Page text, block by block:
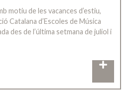
motiu de les vacances d’estiu,
Catalana d’Escoles de Música
des de l’última setmana de juliol i